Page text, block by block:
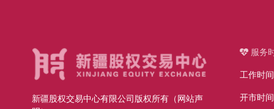
新疆股权交易中心有限公司版权所有（网站声
服务
工作时
开市时